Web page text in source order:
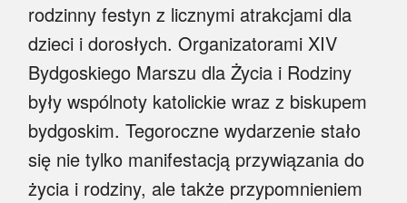
rodzinny festyn z licznymi atrakcjami dla
dzieci i dorosłych. Organizatorami XIV
Bydgoskiego Marszu dla Życia i Rodziny
były wspólnoty katolickie wraz z biskupem
bydgoskim. Tegoroczne wydarzenie stało
się nie tylko manifestacją przywiązania do
życia i rodziny, ale także przypomnieniem